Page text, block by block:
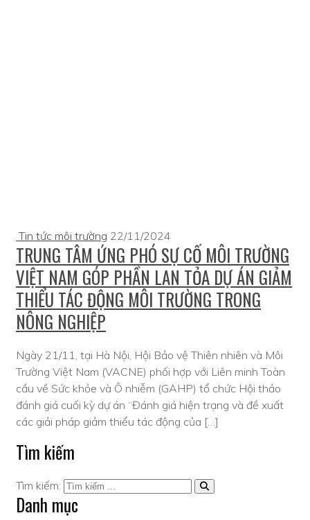
Tin tức môi trường 22/11/2024
TRUNG TÂM ỨNG PHÓ SỰ CỐ MÔI TRƯỜNG
VIỆT NAM GÓP PHẦN LAN TỎA DỰ ÁN GIẢM
THIỂU TÁC ĐỘNG MÔI TRƯỜNG TRONG
NÔNG NGHIỆP
Ngày 21/11, tại Hà Nội, Hội Bảo vệ Thiên nhiên và Môi
Trường Việt Nam (VACNE) phối hợp với Liên minh Toàn
cầu về Sức khỏe và Ô nhiễm (GAHP) tổ chức Hội thảo
đánh giá cuối kỳ dự án “Đánh giá hiện trạng và đề xuất
các giải pháp giảm thiểu tác động của […]
Tìm kiếm
Tìm kiếm:
Danh mục